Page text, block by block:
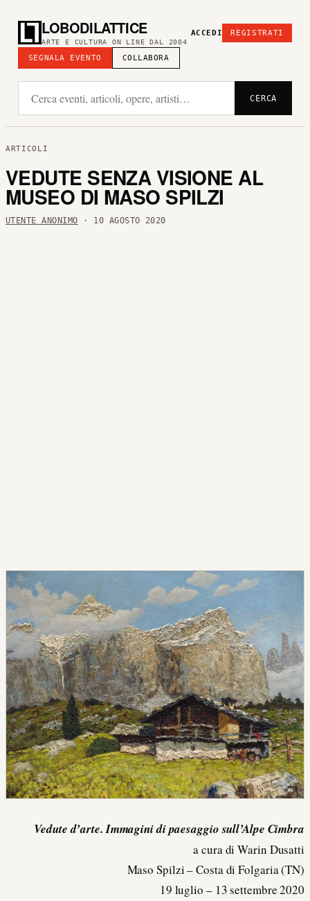
LOBODILATTICE
ARTE E CULTURA ON LINE DAL 2004
SEGNALA EVENTO COLLABORA
ACCEDI REGISTRATI
CERCA
ARTICOLI
VEDUTE SENZA VISIONE AL
MUSEO DI MASO SPILZI
UTENTE ANONIMO · 10 AGOSTO 2020
Vedute d’arte. Immagini di paesaggio sull’Alpe Cimbra
a cura di Warin Dusatti
Maso Spilzi – Costa di Folgaria (TN)
19 luglio – 13 settembre 2020